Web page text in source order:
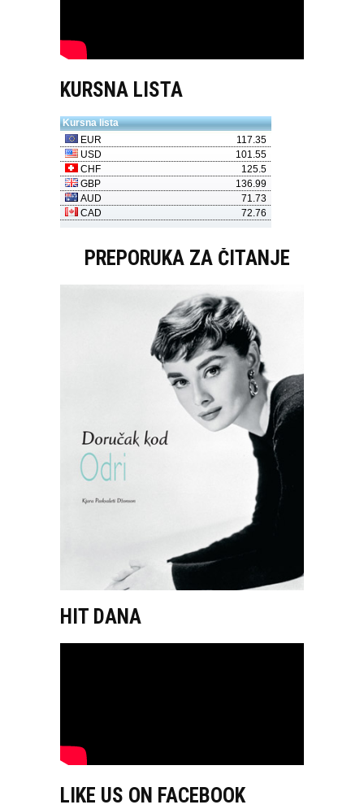
KURSNA LISTA
PREPORUKA ZA ČITANJE
HIT DANA
LIKE US ON FACEBOOK